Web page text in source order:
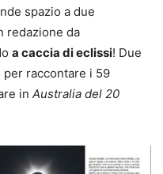
spazio a due
redazione da
a caccia di eclissi! Due
raccontare i 59
in Australia del 20